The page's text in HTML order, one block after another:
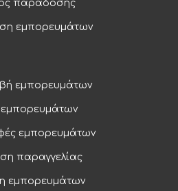
παράδοσης
εμπορευμάτων
εμπορευμάτων
εμπορευμάτων
εμπορευμάτων
παραγγελίας
εμπορευμάτων